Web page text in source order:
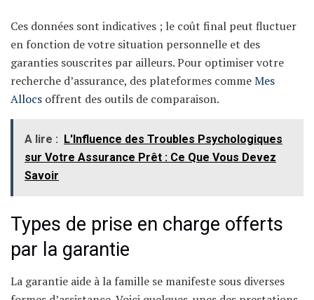
Ces données sont indicatives ; le coût final peut fluctuer
en fonction de votre situation personnelle et des
garanties souscrites par ailleurs. Pour optimiser votre
recherche d’assurance, des plateformes commeMes
Allocs offrent des outils de comparaison.
A lire : L'Influence des Troubles Psychologiques
sur Votre Assurance Prêt : Ce Que Vous Devez
Savoir
Types de prise en charge offerts
par la garantie
La garantie aide à la famille se manifeste sous diverses